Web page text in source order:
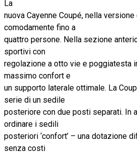
La
nuova Cayenne Coupé, nella
comodamente fino a
quattro persone. Nella sezione
sportivi con
regolazione a otto vie e poggiatesta
massimo confort e
un supporto laterale ottimale. La
serie di un sedile
posteriore con due posti separati. In
ordinare i sedili
posteriori ‘confort’ – una dotazione
senza costi